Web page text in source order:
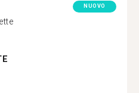
NUOVO